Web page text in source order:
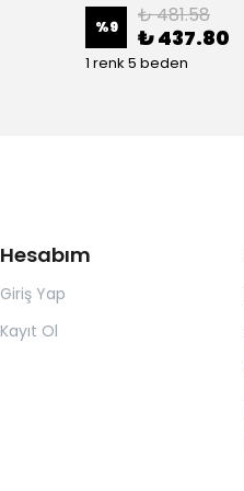
%9 ₺ 481.58
₺ 437.80
1 renk 5 beden
Hesabım
Giriş Yap
Kayıt Ol